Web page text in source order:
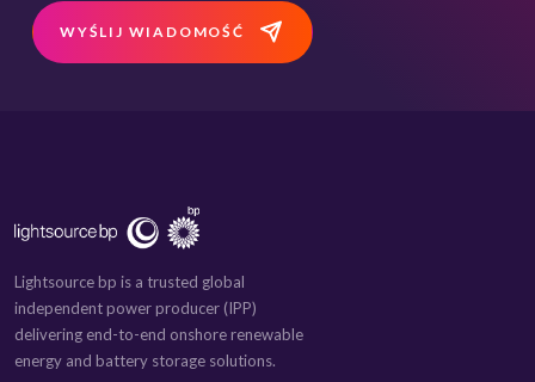
WYŚLIJ WIADOMOŚĆ
Lightsource bp is a trusted global
independent power producer (IPP)
delivering end-to-end onshore renewable
energy and battery storage solutions.